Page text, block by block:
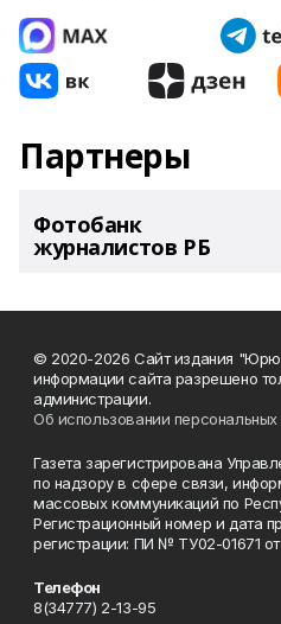
Партнеры
Фотобанк
журналистов РБ
© 2020-2026 Сайт издания
информации сайта разрешено
администрации.
Об использовании персональных
Газета зарегистрирована
по надзору в сфере связи,
массовых коммуникаций по
Регистрационный номер и дата
регистрации: ПИ № ТУ02-01671
Телефон
8(34777) 2-13-95